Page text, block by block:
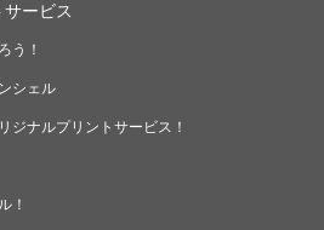
ービス
う！
シェル
ジナルプリントサービス！
！